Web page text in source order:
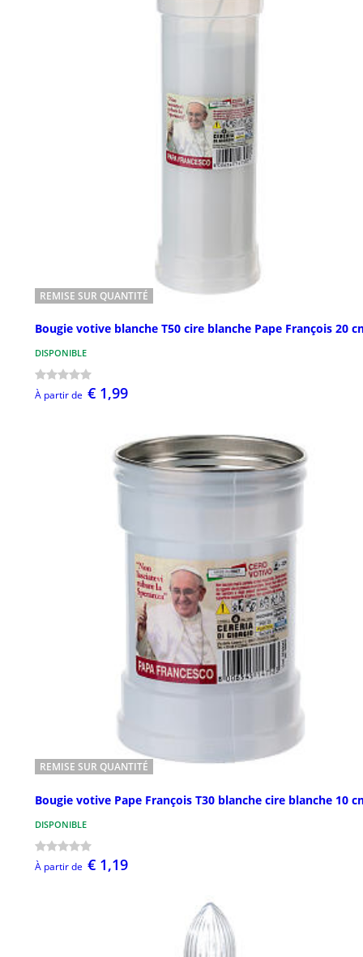
REMISE SUR QUANTITÉ
Bougie votive blanche T50 cire blanche Pape François 20
DISPONIBLE
À partir de € 1,99
REMISE SUR QUANTITÉ
Bougie votive Pape François T30 blanche cire blanche 10
DISPONIBLE
À partir de € 1,19